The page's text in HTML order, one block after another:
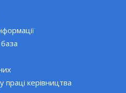
праці керівництва